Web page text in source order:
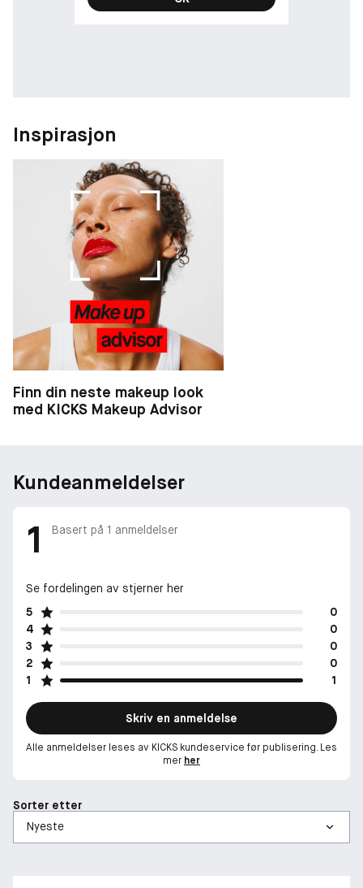
Inspirasjon
Finn din neste makeup look
med KICKS Makeup Advisor
Kundeanmeldelser
1 Basert på 1 anmeldelser
Se fordelingen av stjerner her
5
0
4
0
3
0
2
0
1
1
Skriv en anmeldelse
Alle anmeldelser leses av KICKS kundeservice før publisering. Les
mer her
Sorter etter